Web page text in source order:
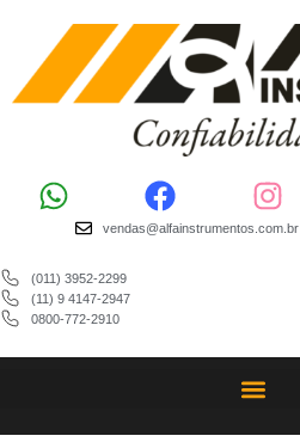
vendas@alfainstrumentos.com.br
(011) 3952-2299
(11) 9 4147-2947
0800-772-2910